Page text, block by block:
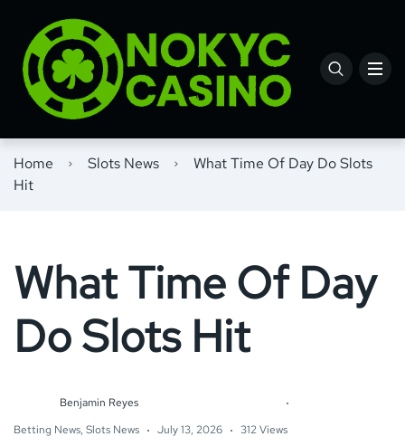
Home Slots News
What Time Of Day Do Slots
Hit
What Time Of Day
Do Slots Hit
Benjamin Reyes
Betting News, Slots News July 13, 2026 312 Views